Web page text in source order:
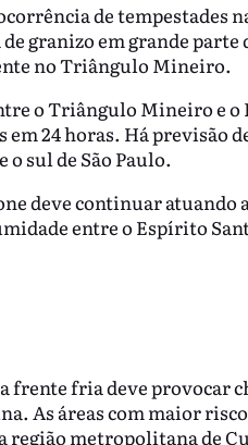
de tempestades
granizo em grande parte
no Triângulo Mineiro.
o Triângulo Mineiro e
24 horas. Há previsão
o sul de São Paulo.
deve continuar atuando
entre o Espírito
frente fria deve provocar
As áreas com maior
região metropolitana de